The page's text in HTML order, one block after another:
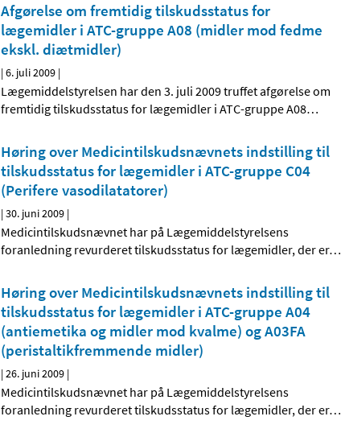
Afgørelse om fremtidig tilskudsstatus for
lægemidler i ATC-gruppe A08 (midler mod fedme
ekskl. diætmidler)
|6. juli 2009 |
Lægemiddelstyrelsen har den 3. juli 2009 truffet afgørelse om
fremtidig tilskudsstatus for lægemidler i ATC-gruppe A08…
Høring over Medicintilskudsnævnets indstilling til
tilskudsstatus for lægemidler i ATC-gruppe C04
(Perifere vasodilatatorer)
|30. juni 2009 |
Medicintilskudsnævnet har på Lægemiddelstyrelsens
foranledning revurderet tilskudsstatus for lægemidler, der er…
Høring over Medicintilskudsnævnets indstilling til
tilskudsstatus for lægemidler i ATC-gruppe A04
(antiemetika og midler mod kvalme) og A03FA
(peristaltik­fremmende midler)
|26. juni 2009 |
Medicintilskudsnævnet har på Lægemiddelstyrelsens
foranledning revurderet tilskudsstatus for lægemidler, der er…